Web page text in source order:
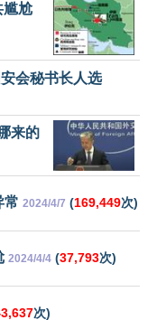
尴尬
会秘书长人选
来的
常 2024/4/7 (169,449次)
2024/4/4 (37,793次)
次)